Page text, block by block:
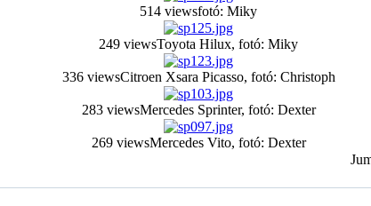
514 viewsfotó: Miky
249 viewsToyota Hilux, fotó: Miky
336 viewsCitroen Xsara Picasso, fotó: Christoph
283 viewsMercedes Sprinter, fotó: Dexter
269 viewsMercedes Vito, fotó: Dexter